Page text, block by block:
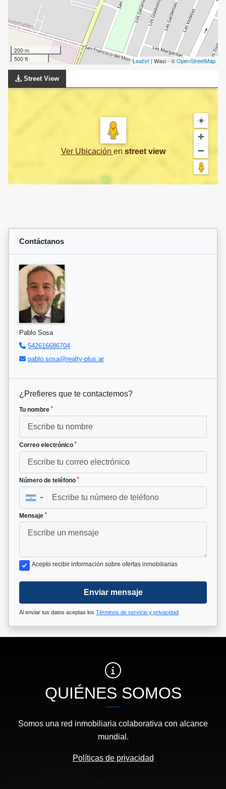
200 m
500 ft
Leaflet| Wasi - ©OpenStreetMap
Street View
Ver Ubicación en street view
Contáctanos
Pablo Sosa
542616686704
pablo.sosa@realty-plus.ar
¿Prefieres que te contactemos?
Tu nombre *
Correo electrónico *
Número de teléfono *
▼
Mensaje *
Acepto recibir información sobre ofertas inmobiliarias
Enviar mensaje
Al enviar tus datos aceptas los Términos de servicio y privacidad
QUIÉNES SOMOS
Somos una red inmobiliaria colaborativa con alcance
mundial.
Políticas de privacidad